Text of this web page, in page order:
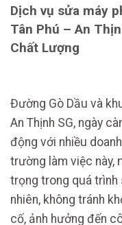
Dịch vụ sửa máy
Tân Phú – An
Chất Lượng
Đường Gò Dầu và
An Thịnh SG, ngày
động với nhiều
trường làm việc này,
trọng trong quá trình
nhiên, không tránh
cố, ảnh hưởng đến